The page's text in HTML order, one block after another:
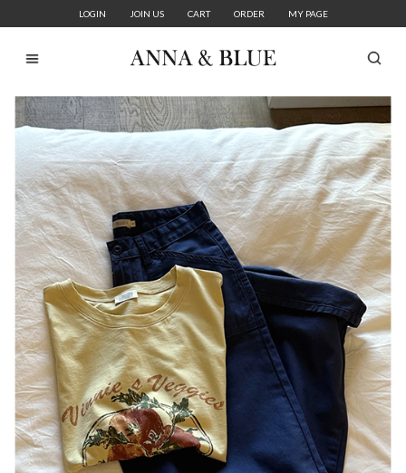
LOGIN JOIN US CART ORDER MY PAGE